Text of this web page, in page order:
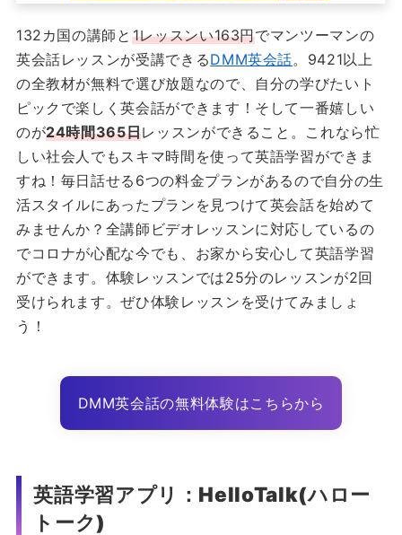
132カ国の講師と 1レッスンい163円でマンツーマンの
英会話レッスンが受講できるDMM英会話。9421以上
の全教材が無料で選び放題なので、自分の学びたいト
ピックで楽しく英会話ができます！そして一番嬉しい
のが24時間365日レッスンができること。これなら忙
しい社会人でもスキマ時間を使って英語学習ができま
すね！毎日話せる6つの料金プランがあるので自分の生
活スタイルにあったプランを見つけて英会話を始めて
みませんか？全講師ビデオレッスンに対応しているの
でコロナが心配な今でも、お家から安心して英語学習
ができます。体験レッスンでは25分のレッスンが2回
受けられます。ぜひ体験レッスンを受けてみましょ
う！
DMM英会話の無料体験はこちらから
英語学習アプリ：HelloTalk(ハロー
トーク)